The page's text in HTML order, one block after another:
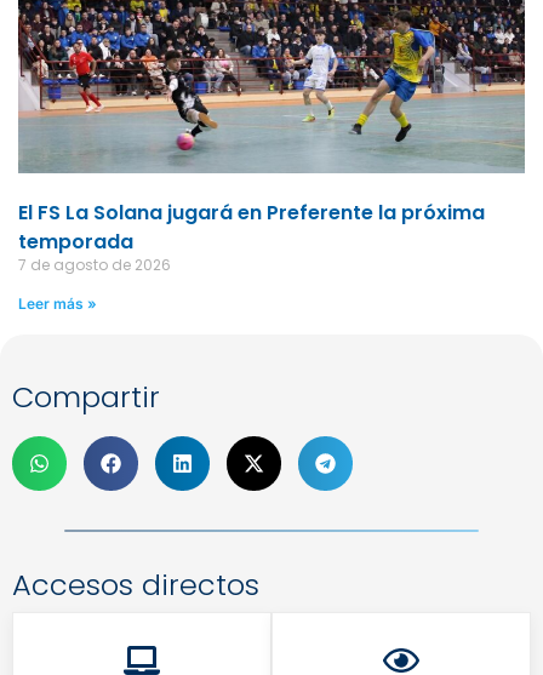
El FS La Solana jugará en Preferente la próxima
temporada
7 de agosto de 2026
Leer más »
Compartir
Accesos directos